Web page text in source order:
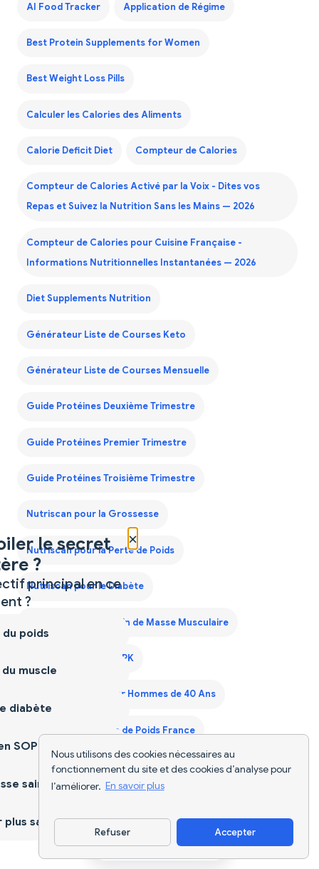
Nous utilisons des cookies nécessaires au
fonctionnement du site et des cookies d’analyse pour
l’améliorer. En savoir plus
Refuser Accepter
AI Food Tracker Application de Régime
Best Protein Supplements for Women
Best Weight Loss Pills
Calculer les Calories des Aliments
Calorie Deficit Diet Compteur de Calories
Compteur de Calories Activé par la Voix - Dites vos
Repas et Suivez la Nutrition Sans les Mains — 2026
Compteur de Calories pour Cuisine Française -
Informations Nutritionnelles Instantanées — 2026
Diet Supplements Nutrition
Générateur Liste de Courses Keto
Générateur Liste de Courses Mensuelle
Guide Protéines Deuxième Trimestre
Guide Protéines Premier Trimestre
Guide Protéines Troisième Trimestre
Nutriscan pour la Grossesse
Nutriscan pour la Perte de Poids
Nutriscan pour le Diabète
Nutriscan pour le Gain de Masse Musculaire
Nutriscan pour le SOPK
Plan Alimentaire pour Hommes de 40 Ans
Plan de Régime Prise de Poids France
Scanner d'Aliments Suivi Alimentaire IA
Télécharger l'appli
×
le secret
?
principal en ce
?
poids
muscle
diabète
SOPK
saine
sain